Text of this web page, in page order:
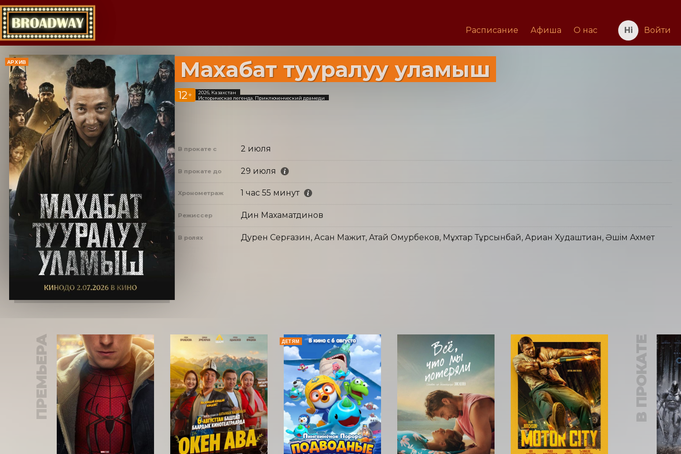
Расписание Афиша О нас Войти
АРХИВ Махабат тууралуу уламыш
12 +
2026, Казахстан
Историческая легенда, Приключенческий драмеди
В прокате с 2 июля
В прокате до 29 июля
Хронометраж 1 час 55 минут
Режиссер Дин Махаматдинов
В ролях Дәурен Серғазин, Асан Мажит, Атай Омурбеков, Мұхтар Тұрсынбай, Ариан Худаштиан, Әшім Ахмет
ПРЕМЬЕРА ДЕТЯМ В ПРОКАТЕ